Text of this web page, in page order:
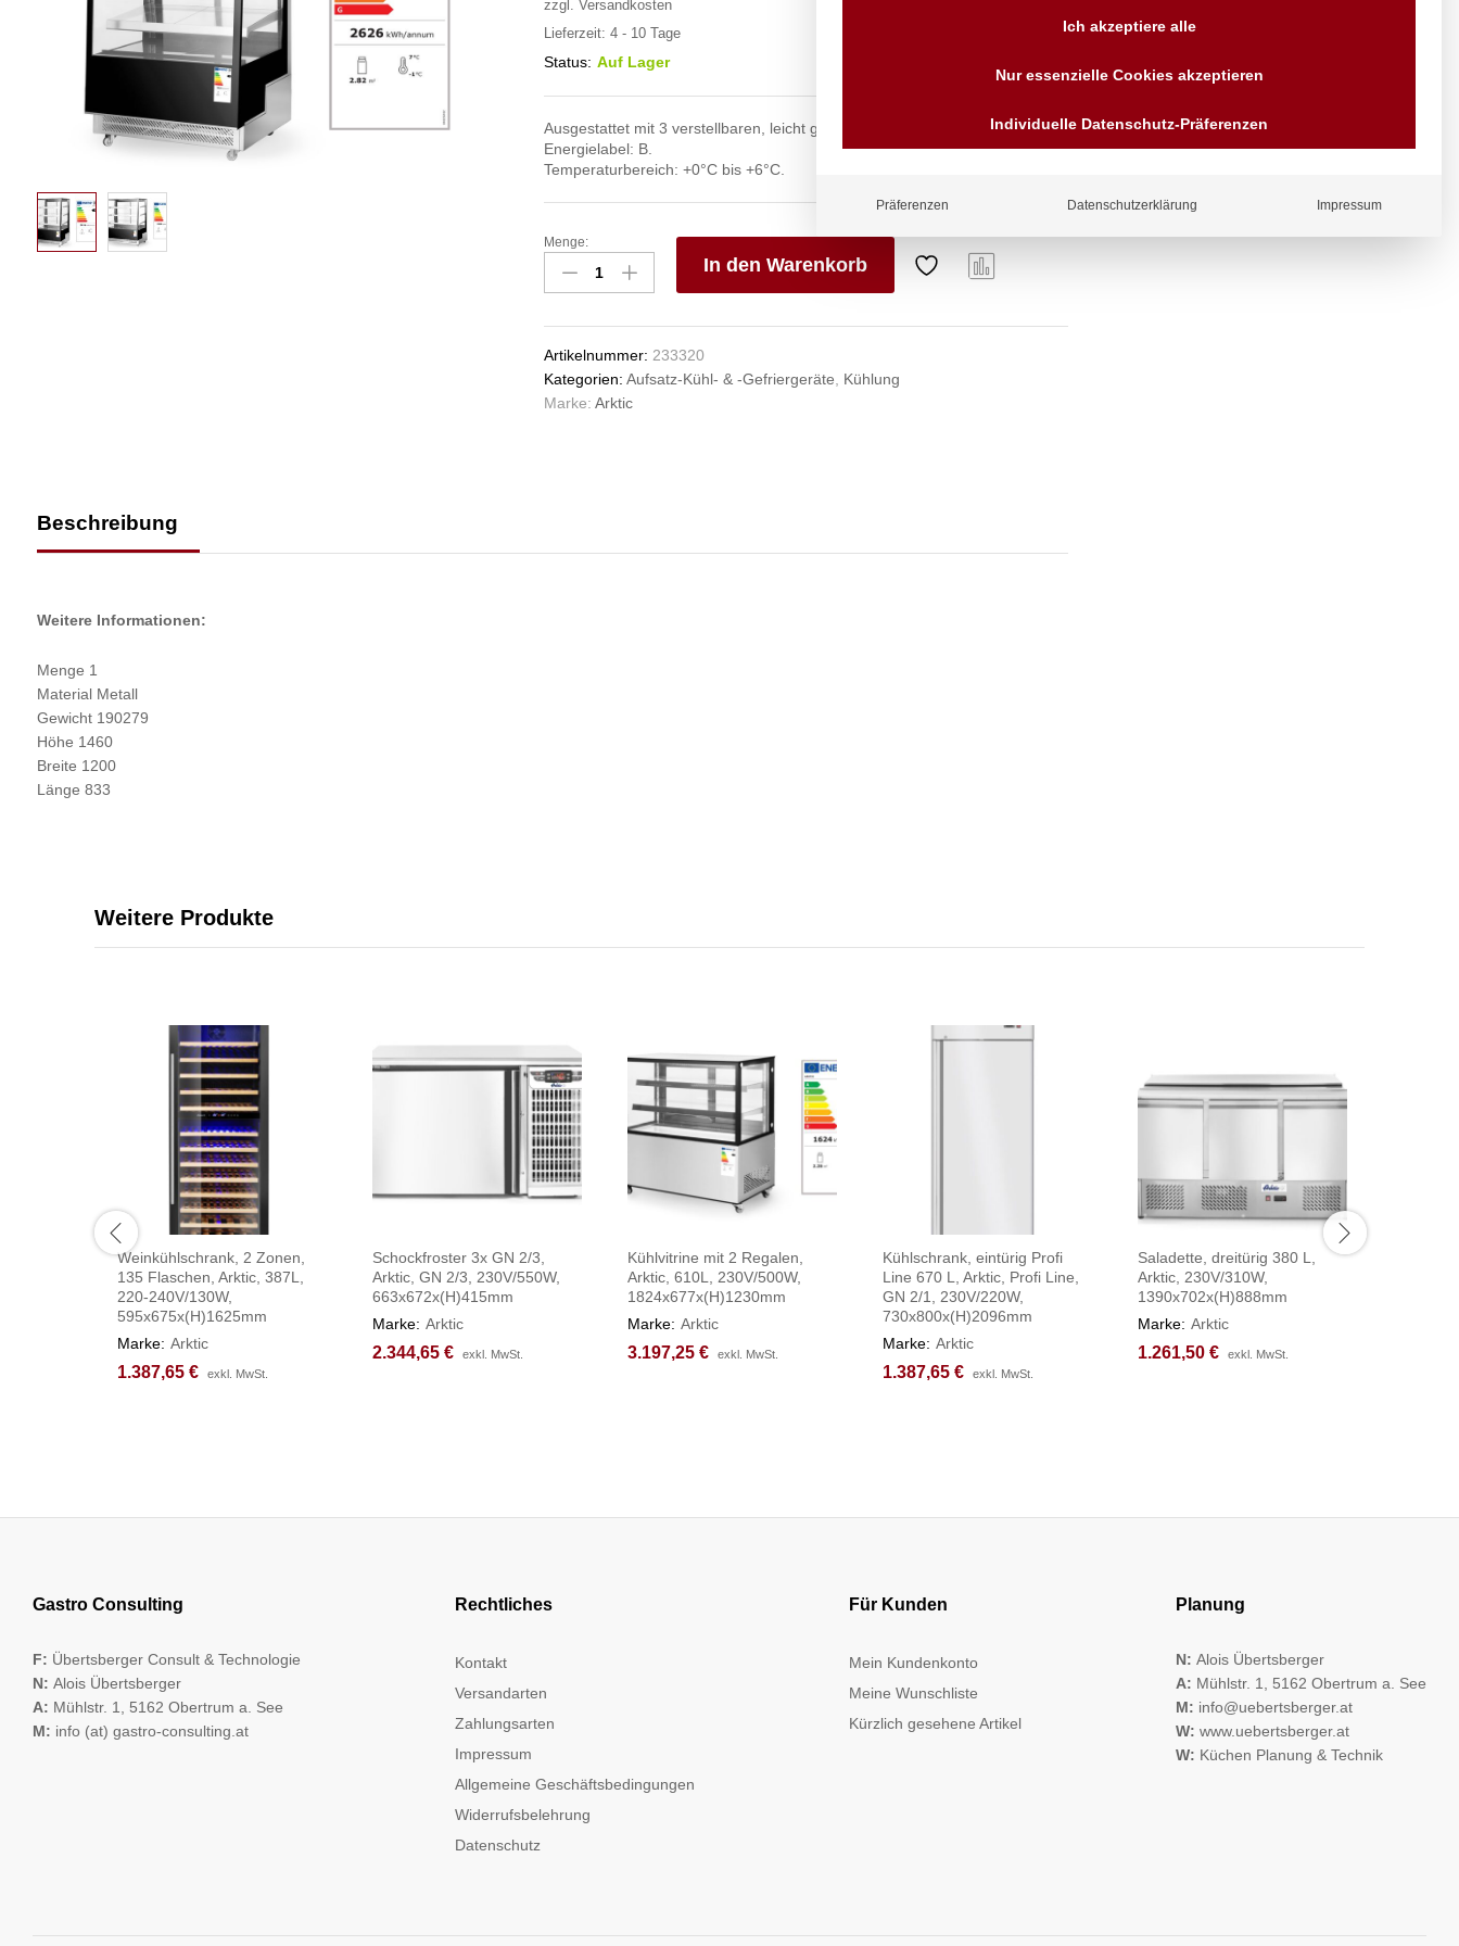
zzgl. Versandkosten
Lieferzeit: 4 - 10 Tage
Status: Auf Lager
Ausgestattet mit 3 verstellbaren, leicht geneigten Glasböden.
Energielabel: B.
Temperaturbereich: +0°C bis +6°C.
Kühlvitrine
mit
3
Arktic,
650L,
230V/490W,
Menge:
In den Warenkorb
Artikelnummer: 233320
Kategorien: Aufsatz-Kühl- & -Gefriergeräte, Kühlung
Marke: Arktic
Beschreibung
Weitere Informationen:
Menge 1
Material Metall
Gewicht 190279
Höhe 1460
Breite 1200
Länge 833
Anfragen
Wir sind seit über 40 Jahren
für Sie da
Vorrauskasse Paypal,
Kreditkarte, Direkt
Weitere Produkte
Weinkühlschrank, 2 Zonen,
135 Flaschen, Arktic, 387L,
220-240V/130W,
595x675x(H)1625mm
Marke: Arktic
1.387,65 € exkl. MwSt.
1.387,65 € exkl. MwSt.
Schockfroster 3x GN 2/3,
Arktic, GN 2/3, 230V/550W,
663x672x(H)415mm
Marke: Arktic
2.344,65 € exkl. MwSt.
2.344,65 € exkl. MwSt.
Kühlvitrine mit 2 Regalen,
Arktic, 610L, 230V/500W,
1824x677x(H)1230mm
Marke: Arktic
3.197,25 € exkl. MwSt.
3.197,25 € exkl. MwSt.
Kühlschrank, eintürig Profi
Line 670 L, Arktic, Profi Line,
GN 2/1, 230V/220W,
730x800x(H)2096mm
Marke: Arktic
1.387,65 € exkl. MwSt.
1.387,65 € exkl. MwSt.
Saladette, dreitürig 380 L,
Arktic, 230V/310W,
1390x702x(H)888mm
Marke: Arktic
1.261,50 € exkl. MwSt.
1.261,50 € exkl. MwSt.
Gastro Consulting
F: Übertsberger Consult & Technologie
N: Alois Übertsberger
A: Mühlstr. 1, 5162 Obertrum a. See
M: info (at) gastro-consulting.at
Rechtliches
Kontakt
Versandarten
Zahlungsarten
Impressum
Allgemeine Geschäftsbedingungen
Widerrufsbelehrung
Datenschutz
Für Kunden
Mein Kundenkonto
Meine Wunschliste
Kürzlich gesehene Artikel
Planung
N: Alois Übertsberger
A: Mühlstr. 1, 5162 Obertrum a. See
M: info@uebertsberger.at
W: www.uebertsberger.at
W: Küchen Planung & Technik
Ich akzeptiere alle
Nur essenzielle Cookies akzeptieren
Individuelle Datenschutz-Präferenzen
Präferenzen Datenschutzerklärung Impressum